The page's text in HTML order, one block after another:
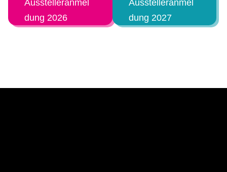
Ausstelleranmel
dung 2026
Ausstelleranmel
dung 2027